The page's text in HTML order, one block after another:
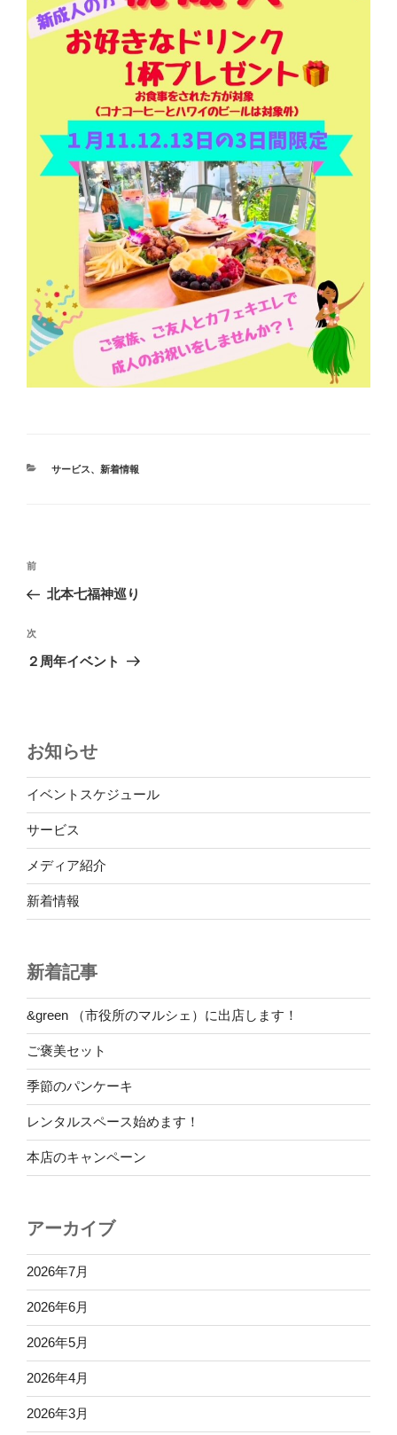
カ
サービス、 新着情報
投
ナ
ビ
ゲ
ン
前
の
稿
前
北本七福神巡り
次
の
次
２周年イベント
お知らせ
イベントスケジュール
サービス
メディア紹介
新着情報
新着記事
&green （市役所のマルシェ）に出店します！
ご褒美セット
季節のパンケーキ
レンタルスペース始めます！
本店のキャンペーン
アーカイブ
2026年7月
2026年6月
2026年5月
2026年4月
2026年3月